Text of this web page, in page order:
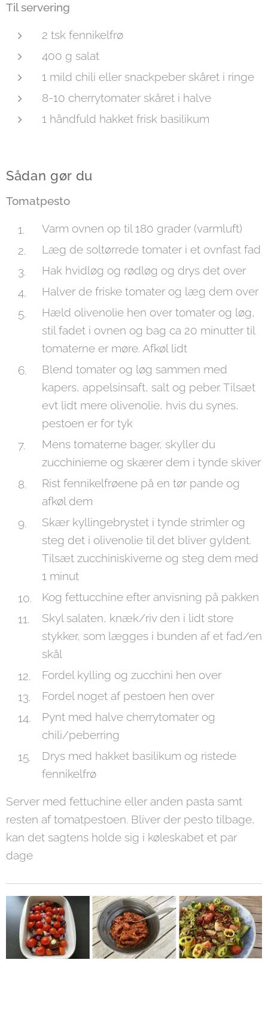
Til servering
2 tsk fennikelfrø
400 g salat
1 mild chili eller snackpeber skåret i ringe
8-10 cherrytomater skåret i halve
1 håndfuld hakket frisk basilikum
Sådan gør du
Tomatpesto
Varm ovnen op til 180 grader (varmluft)
Læg de soltørrede tomater i et ovnfast fad
Hak hvidløg og rødløg og drys det over
Halver de friske tomater og læg dem over
Hæld olivenolie hen over tomater og løg,
stil fadet i ovnen og bag ca 20 minutter til
tomaterne er møre. Afkøl lidt
Blend tomater og løg sammen med
kapers, appelsinsaft, salt og peber. Tilsæt
evt lidt mere olivenolie, hvis du synes,
pestoen er for tyk
Mens tomaterne bager, skyller du
zucchinierne og skærer dem i tynde skiver
Rist fennikelfrøene på en tør pande og
afkøl dem
Skær kyllingebrystet i tynde strimler og
steg det i olivenolie til det bliver gyldent.
Tilsæt zucchiniskiverne og steg dem med
1 minut
Kog fettucchine efter anvisning på pakken
Skyl salaten, knæk/riv den i lidt store
stykker, som lægges i bunden af et fad/en
skål
Fordel kylling og zucchini hen over
Fordel noget af pestoen hen over
Pynt med halve cherrytomater og
chili/peberring
Drys med hakket basilikum og ristede
fennikelfrø
Server med fettuchine eller anden pasta samt
resten af tomatpestoen. Bliver der pesto tilbage,
kan det sagtens holde sig i køleskabet et par
dage